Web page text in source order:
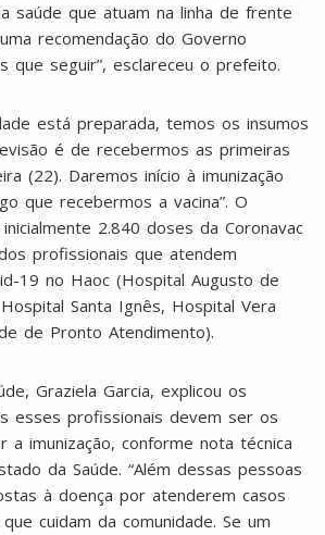
saúde que atuam na linha de frente
recomendação do Governo
que seguir”, esclareceu o prefeito.
está preparada, temos os insumos
é de recebermos as primeiras
(22). Daremos início à imunização
que recebermos a vacina”. O
2.840 doses da Coronavac
profissionais que atendem
19 no Haoc (Hospital Augusto de
Santa Ignês, Hospital Vera
de Pronto Atendimento).
Graziela Garcia, explicou os
esses profissionais devem ser os
a imunização, conforme nota técnica
da Saúde. “Além dessas pessoas
à doença por atenderem casos
cuidam da comunidade. Se um